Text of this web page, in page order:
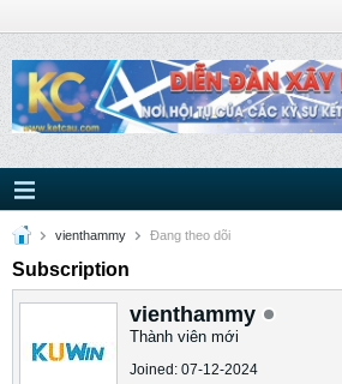
vienthammy Ðang theo dõi
Subscription
vienthammy
Thành viên mới
Joined: 07-12-2024